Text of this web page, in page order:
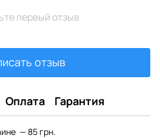
первый отзыв
отзыв
Оплата Гарантия
— 85 грн.